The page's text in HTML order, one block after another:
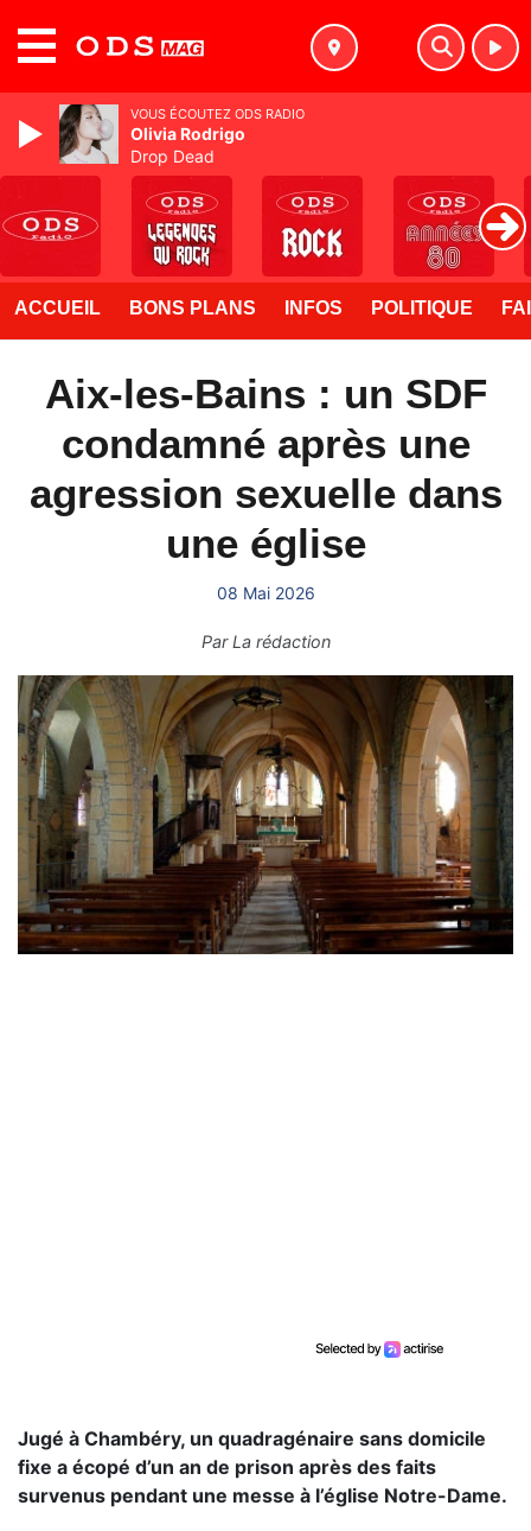
ACCUEIL BONS PLANS INFOS POLITIQUE
Aix-les-Bains : un SDF
condamné après une
agression sexuelle dans
une église
08 Mai 2026
ParLa rédaction
Jugé à Chambéry, un quadragénaire sans domicile
fixe a écopé d’un an de prison après des faits
survenus pendant une messe à l’église Notre-Dame.
VOUS ÉCOUTEZ ODS RADIO
Olivia Rodrigo
Drop Dead